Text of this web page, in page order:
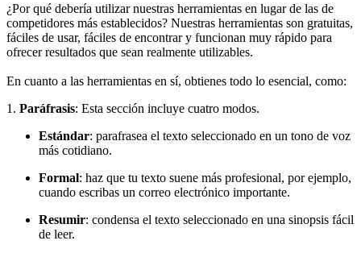
¿Por qué debería utilizar nuestras herramientas en lugar de las de
competidores más establecidos? Nuestras herramientas son gratuitas,
fáciles de usar, fáciles de encontrar y funcionan muy rápido para
ofrecer resultados que sean realmente utilizables.
En cuanto a las herramientas en sí, obtienes todo lo esencial, como:
1. Paráfrasis: Esta sección incluye cuatro modos.
Estándar: parafrasea el texto seleccionado en un tono de voz
más cotidiano.
Formal: haz que tu texto suene más profesional, por ejemplo,
cuando escribas un correo electrónico importante.
Resumir: condensa el texto seleccionado en una sinopsis fácil
de leer.